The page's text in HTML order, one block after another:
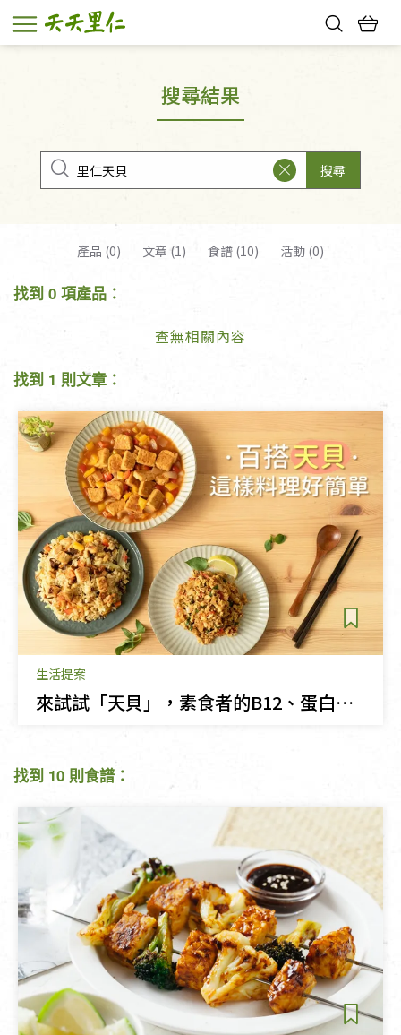
幸福節中獎名單
搜尋結果
搜尋
產品 (0) 文章 (1) 食譜 (10) 活動 (0)
找到 0 項產品：
查無相關內容
找到 1 則文章：
生活提案
來試試「天貝」，素食者的B12、蛋白質優選！
找到 10 則食譜：